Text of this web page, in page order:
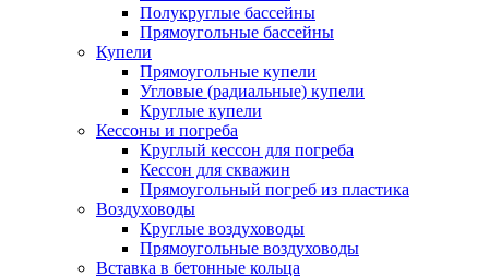
Полукруглые бассейны
Прямоугольные бассейны
Купели
Прямоугольные купели
Угловые (радиальные) купели
Круглые купели
Кессоны и погреба
Круглый кессон для погреба
Кессон для скважин
Прямоугольный погреб из пластика
Воздуховоды
Круглые воздуховоды
Прямоугольные воздуховоды
Вставка в бетонные кольца